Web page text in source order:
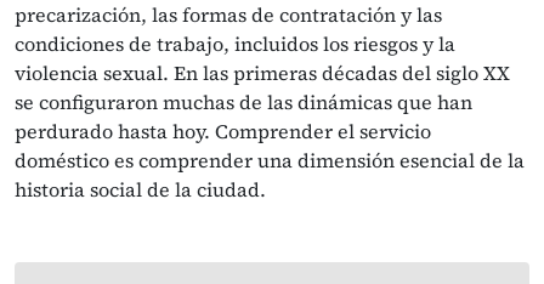
precarización, las formas de contratación y las
condiciones de trabajo, incluidos los riesgos y la
violencia sexual. En las primeras décadas del siglo XX
se configuraron muchas de las dinámicas que han
perdurado hasta hoy. Comprender el servicio
doméstico es comprender una dimensión esencial de la
historia social de la ciudad.